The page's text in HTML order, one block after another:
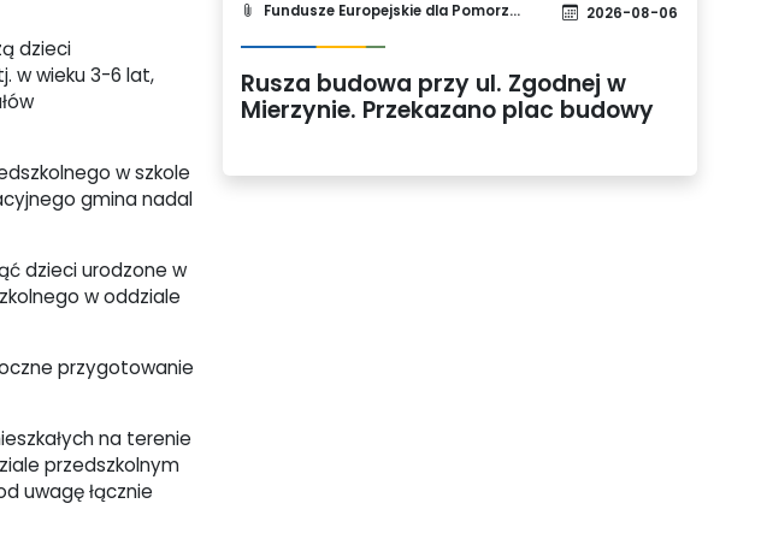
dzieci
w wieku 3-6 lat,
w szkole
gmina nadal
dzieci urodzone w
w oddziale
przygotowanie
na terenie
przedszkolnym
uwagę łącznie
Fundusze Europejskie dla Pomorza Zachodniego 2021-2027 2026-08-06
Rusza budowa przy ul. Zgodnej w
Mierzynie. Przekazano plac budowy